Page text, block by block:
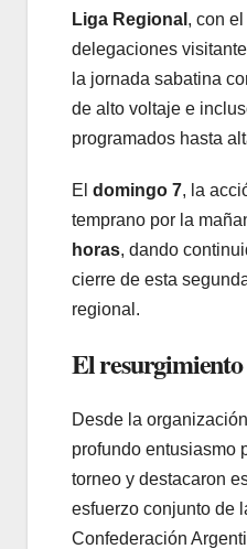
Liga Regional , con
delegaciones
la jornada sabatina
de alto voltaje e
programados hasta
El domingo 7, la
temprano por la
horas, dando
cierre de esta
regional.
El resurgimiento
Desde la
profundo entusiasmo
torneo y destacaron
esfuerzo conjunto de
Confederación